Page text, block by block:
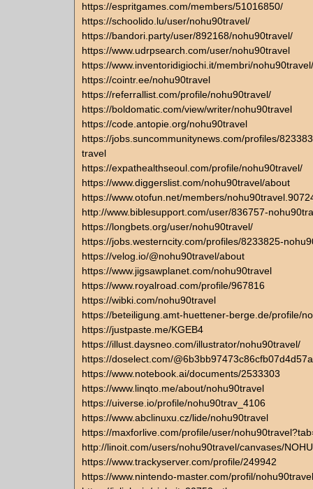
https://espritgames.com/members/51016850/
https://schoolido.lu/user/nohu90travel/
https://bandori.party/user/892168/nohu90travel/
https://www.udrpsearch.com/user/nohu90travel
https://www.inventoridigiochi.it/membri/
https://cointr.ee/nohu90travel
https://referrallist.com/profile/nohu90travel/
https://boldomatic.com/view/writer/nohu90travel
https://code.antopie.org/nohu90travel
https://jobs.suncommunitynews.com/profiles/
travel
https://expathealthseoul.com/profile/nohu90travel/
https://www.diggerslist.com/nohu90travel/about
https://www.otofun.net/members/
http://www.biblesupport.com/user/836757-
https://longbets.org/user/nohu90travel/
https://jobs.westerncity.com/profiles/8233825-
https://velog.io/@nohu90travel/about
https://www.jigsawplanet.com/nohu90travel
https://www.royalroad.com/profile/967816
https://wibki.com/nohu90travel
https://beteiligung.amt-huettener-berge.de/profile/
https://justpaste.me/KGEB4
https://illust.daysneo.com/illustrator/nohu90travel/
https://doselect.com/
https://www.notebook.ai/documents/2533303
https://www.linqto.me/about/nohu90travel
https://uiverse.io/profile/nohu90trav_4106
https://www.abclinuxu.cz/lide/nohu90travel
https://maxforlive.com/profile/user/
http://linoit.com/users/nohu90travel/canvases/
https://www.trackyserver.com/profile/249942
https://www.nintendo-master.com/profil/nohu90travel